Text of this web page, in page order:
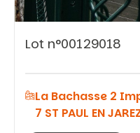
Lot n°00129018
La Bachasse 2
7 ST PAUL EN